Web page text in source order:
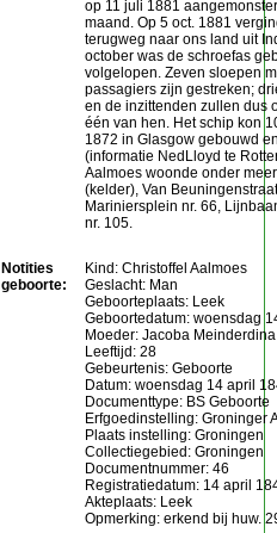
op 11 juli 1881
maand. Op 5 oct. 1881
terugweg naar ons land uit
october was de schroefas
volgelopen. Zeven sloepen
passagiers zijn gestreken;
en de inzittenden zullen dus
één van hen. Het schip kon
1872 in Glasgow gebouwd
(informatie NedLloyd te
Aalmoes woonde onder
(kelder), Van
Mariniersplein nr. 66,
nr. 105.
Notities
geboorte:
Kind: Christoffel Aalmoes
Geslacht: Man
Geboorteplaats: Leek
Geboortedatum: woensdag
Moeder: Jacoba
Leeftijd: 28
Gebeurtenis: Geboorte
Datum: woensdag 14 april
Documenttype: BS Geboorte
Erfgoedinstelling: Groninger
Plaats instelling: Groningen
Collectiegebied: Groningen
Documentnummer: 46
Registratiedatum: 14 april
Akteplaats: Leek
Opmerking: erkend bij huw.